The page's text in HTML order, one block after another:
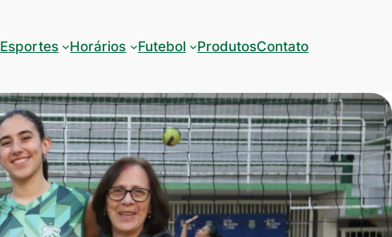
Esportes Horários Futebol ProdutosContato